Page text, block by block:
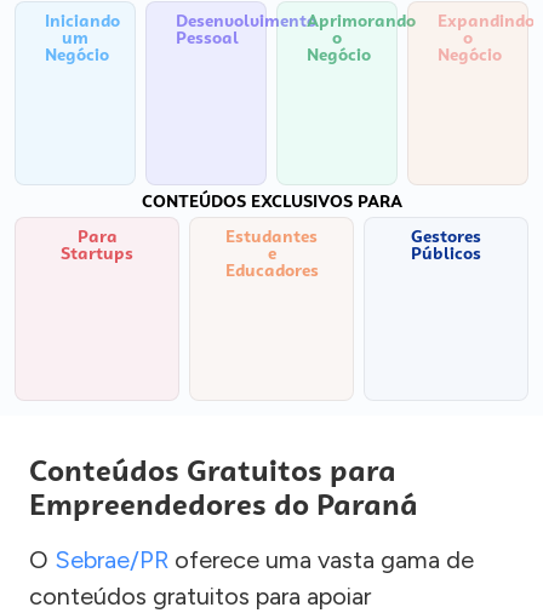
Iniciando
um
Negócio
Desenvolvimento
Pessoal
Aprimorando
o
Negócio
Expandindo
o
Negócio
CONTEÚDOS EXCLUSIVOS PARA
Para
Startups
Estudantes
e
Educadores
Gestores
Públicos
Conteúdos Gratuitos para
Empreendedores do Paraná
O Sebrae/PR oferece uma vasta gama de
conteúdos gratuitos para apoiar